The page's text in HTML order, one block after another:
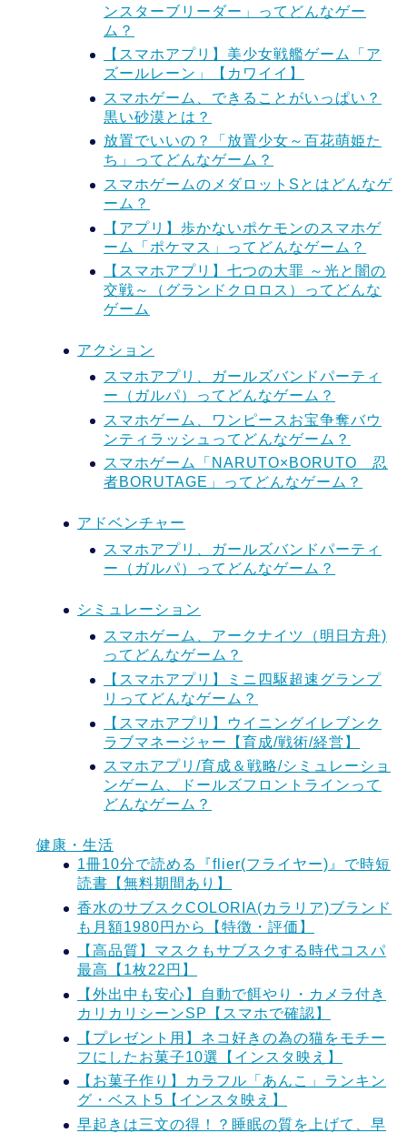
ンスターブリーダー」ってどんなゲー
ム？
【スマホアプリ】美少女戦艦ゲーム「ア
ズールレーン」【カワイイ】
スマホゲーム、できることがいっぱい？
黒い砂漠とは？
放置でいいの？「放置少女～百花萌姫た
ち」ってどんなゲーム？
スマホゲームのメダロットSとはどんなゲ
ーム？
【アプリ】歩かないポケモンのスマホゲ
ーム「ポケマス」ってどんなゲーム？
【スマホアプリ】七つの大罪 ～光と闇の
交戦～（グランドクロロス）ってどんな
ゲーム
アクション
スマホアプリ、ガールズバンドパーティ
ー（ガルパ）ってどんなゲーム？
スマホゲーム、ワンピースお宝争奪バウ
ンティラッシュってどんなゲーム？
スマホゲーム「NARUTO×BORUTO 忍
者BORUTAGE」ってどんなゲーム？
アドベンチャー
スマホアプリ、ガールズバンドパーティ
ー（ガルパ）ってどんなゲーム？
シミュレーション
スマホゲーム、アークナイツ（明日方舟)
ってどんなゲーム？
【スマホアプリ】ミニ四駆超速グランプ
リってどんなゲーム？
【スマホアプリ】ウイニングイレブンク
ラブマネージャー【育成/戦術/経営】
スマホアプリ/育成＆戦略/シミュレーショ
ンゲーム、ドールズフロントラインって
どんなゲーム？
健康・生活
1冊10分で読める『flier(フライヤー)』で時短
読書【無料期間あり】
香水のサブスクCOLORIA(カラリア)ブランド
も月額1980円から【特徴・評価】
【高品質】マスクもサブスクする時代コスパ
最高【1枚22円】
【外出中も安心】自動で餌やり・カメラ付き
カリカリシーンSP【スマホで確認】
【プレゼント用】ネコ好きの為の猫をモチー
フにしたお菓子10選【インスタ映え】
【お菓子作り】カラフル「あんこ」ランキン
グ・ベスト5【インスタ映え】
早起きは三文の得！？睡眠の質を上げて、早